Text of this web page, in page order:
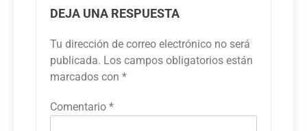
DEJA UNA RESPUESTA
Tu dirección de correo electrónico no será
publicada. Los campos obligatorios están
marcados con *
Comentario *